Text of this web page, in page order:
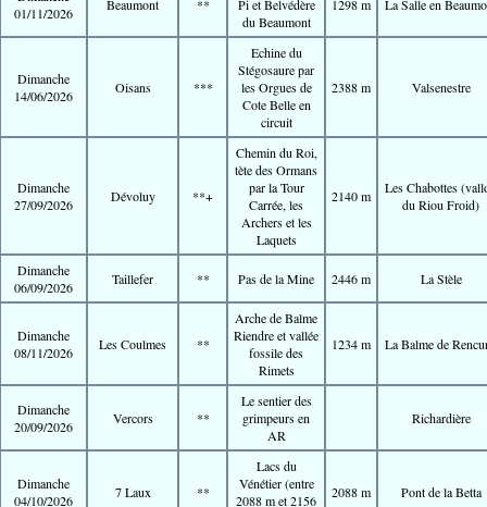
01/11/2026
Beaumont **
Pi et Belvédère
du Beaumont
1298 m La Salle en
Dimanche
14/06/2026
Oisans ***
Echine du
Stégosaure par
les Orgues de
Cote Belle en
circuit
2388 m Valsenestre
Dimanche
27/09/2026
Dévoluy **+
Chemin du Roi,
tète des Ormans
par la Tour
Carrée, les
Archers et les
Laquets
2140 m
Les Chabottes
du Riou Froid)
Dimanche
06/09/2026
Taillefer ** Pas de la Mine 2446 m La Stèle
Dimanche
08/11/2026
Les Coulmes **
Arche de Balme
Riendre et vallée
fossile des
Rimets
1234 m La Balme de
Dimanche
20/09/2026
Vercors **
Le sentier des
grimpeurs en
AR
Richardière
Dimanche
04/10/2026
7 Laux **
Lacs du
Vénétier (entre
2088 m et 2156
2088 m Pont de la Betta